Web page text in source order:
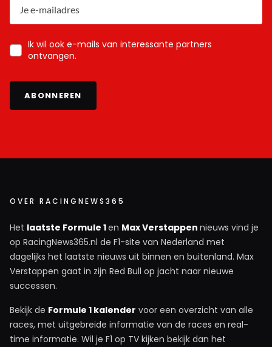
Ik wil ook e-mails van interessante partners
ontvangen.
ABONNEREN
OVER RACINGNEWS365
Het laatste Formule 1en Max Verstappen nieuws vind je
op RacingNews365.nl de F1-site van Nederland met
dagelijks het laatste nieuws uit binnen en buitenland. Max
Verstappen gaat in zijn Red Bull op jacht naar nieuwe
successen.
Bekijk de Formule 1 kalender voor een overzicht van alle
races, met uitgebreide informatie van de races en real-
time informatie. Wil je F1 op TV kijken bekijk dan het